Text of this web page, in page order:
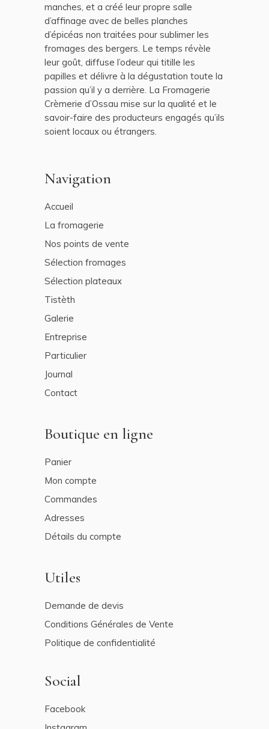
manches, et a créé leur propre salle
d’affinage avec de belles planches
d’épicéas non traitées pour sublimer les
fromages des bergers. Le temps révèle
leur goût, diffuse l’odeur qui titille les
papilles et délivre à la dégustation toute la
passion qu’il y a derrière. La Fromagerie
Crèmerie d’Ossau mise sur la qualité et le
savoir-faire des producteurs engagés qu’ils
soient locaux ou étrangers.
Navigation
Accueil
La fromagerie
Nos points de vente
Sélection fromages
Sélection plateaux
Tistèth
Galerie
Entreprise
Particulier
Journal
Contact
Boutique en ligne
Panier
Mon compte
Commandes
Adresses
Détails du compte
Utiles
Demande de devis
Conditions Générales de Vente
Politique de confidentialité
Social
Facebook